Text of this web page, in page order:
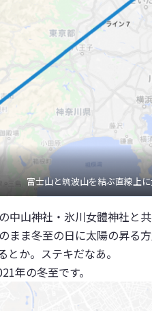
富士山と筑波山を結ぶ直線上
中山神社・氷川女體神社と
まま冬至の日に太陽の昇る
か。ステキだなあ。
年の冬至です。